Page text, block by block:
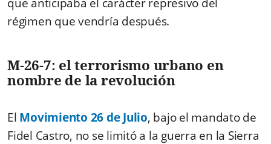
que anticipaba el carácter represivo del
régimen que vendría después.
M-26-7: el terrorismo urbano en
nombre de la revolución
El Movimiento 26 de Julio, bajo el mandato de
Fidel Castro, no se limitó a la guerra en la Sierra